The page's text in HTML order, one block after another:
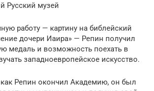
Русский музей
работу — картину на библейский
дочери Иаира» — Репин получил
медаль и возможность поехать в
западноевропейское искусство.
Репин окончил Академию, он был